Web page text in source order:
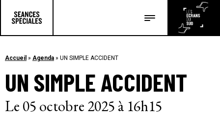
Les articles
Accueil » Agenda » UN SIMPLE ACCIDENT
UN SIMPLE ACCIDENT
Le 05 octobre 2025 à 16h15